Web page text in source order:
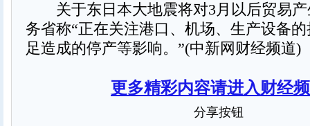
关于东日本大地震将对3月以后贸易产
务省称“正在关注港口、机场、生产设备
足造成的停产等影响。”(中新网财经频道)
更多精彩内容请进入财经
分享按钮